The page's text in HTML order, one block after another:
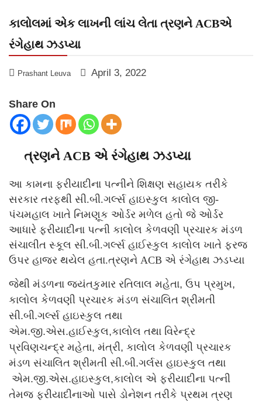
કાલોલમાં એક લાખની લાંચ લેતા ત્રણને ACBએ
રંગેહાથ ઝડપ્યા
Prashant Leuva April 3, 2022
Share On
ત્રણને ACB એ રંગેહાથ ઝડપ્યા
આ કામના ફરીયાદીના પત્નીને શિક્ષણ સહાયક તરીકે
સરકાર તરફથી સી.બી.ગર્લ્સ હાઇસ્કુલ કાલોલ જી-
પંચમહાલ ખાતે નિમણૂક ઓર્ડર મળેલ હતો જે ઓર્ડર
આધારે ફરીયાદીના પત્ની કાલોલ કેળવણી પ્રચારક મંડળ
સંચાલીત સ્કૂલ સી.બી.ગર્લ્સ હાઈસ્કુલ કાલોલ ખાતે ફરજ
ઉપર હાજર થયેલ હતા.ત્રણને ACB એ રંગેહાથ ઝડપ્યા
જેથી મંડળના જયંતકુમાર રતિલાલ મહેતા, ઉપ પ્રમુખ,
કાલોલ કેળવણી પ્રચારક મંડળ સંચાલિત શ્રીમતી
સી.બી.ગર્લ્સ હાઇસ્કુલ તથા
એમ.જી.એસ.હાઈસ્કુલ,કાલોલ તથા વિરેન્દ્ર
પ્રવિણચન્દ્ર મહેતા, મંત્રી, કાલોલ કેળવણી પ્રચારક
મંડળ સંચાલિત શ્રીમતી સી.બી.ગર્લસ હાઇસ્કુલ તથા
એમ.જી.એસ.હાઇસ્કુલ,કાલોલ એ ફરીયાદીના પત્ની
તેમજ ફરીયાદીનાઓ પાસે ડોનેશન તરીકે પ્રથમ ત્રણ